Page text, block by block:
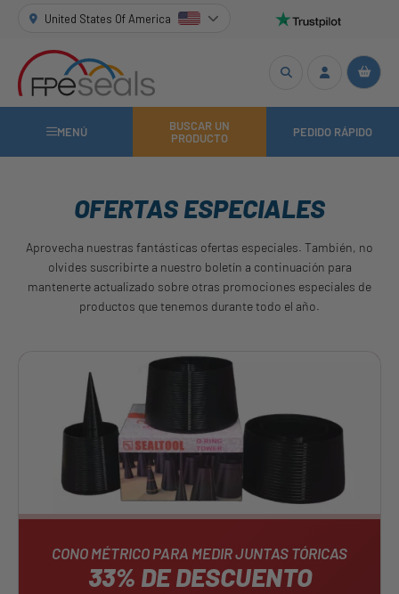
United States Of America
MENÚ
BUSCAR UN
PRODUCTO
PEDIDO RÁPIDO
OFERTAS ESPECIALES
Aprovecha nuestras fantásticas ofertas especiales. También, no
olvides suscribirte a nuestro boletín a continuación para
mantenerte actualizado sobre otras promociones especiales de
productos que tenemos durante todo el año.
CONO MÉTRICO PARA MEDIR JUNTAS TÓRICAS
33% DE DESCUENTO